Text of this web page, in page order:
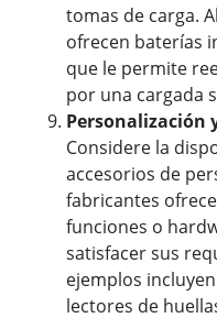
tomas de carga.
ofrecen baterías
que le permite
por una cargada
Personalización
Considere la
accesorios de
fabricantes
funciones o
satisfacer sus
ejemplos
lectores de